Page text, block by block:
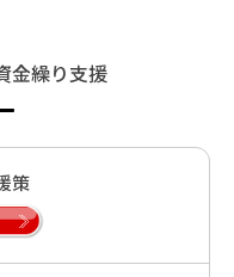
金繰り支援
策